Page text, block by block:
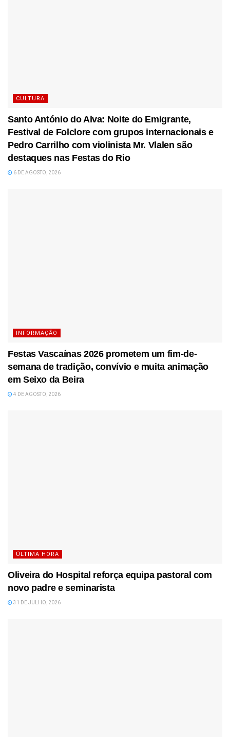
CULTURA
Santo António do Alva: Noite do Emigrante,
Festival de Folclore com grupos internacionais e
Pedro Carrilho com violinista Mr. Vlalen são
destaques nas Festas do Rio
6 DE AGOSTO, 2026
INFORMAÇÃO
Festas Vascaínas 2026 prometem um fim-de-
semana de tradição, convívio e muita animação
em Seixo da Beira
4 DE AGOSTO, 2026
ÚLTIMA HORA
Oliveira do Hospital reforça equipa pastoral com
novo padre e seminarista
31 DE JULHO, 2026